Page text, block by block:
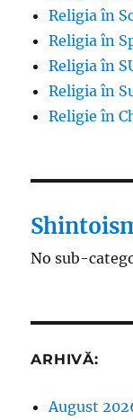
Religia în
Religia în
Religia în
Religia în
Religie în
No sub-
ARHIVĂ:
August